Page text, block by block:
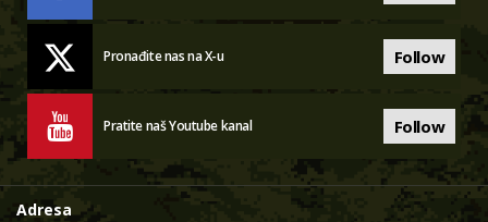
Pronađite nas na X-u Follow
Pratite naš Youtube kanal Follow
Adresa